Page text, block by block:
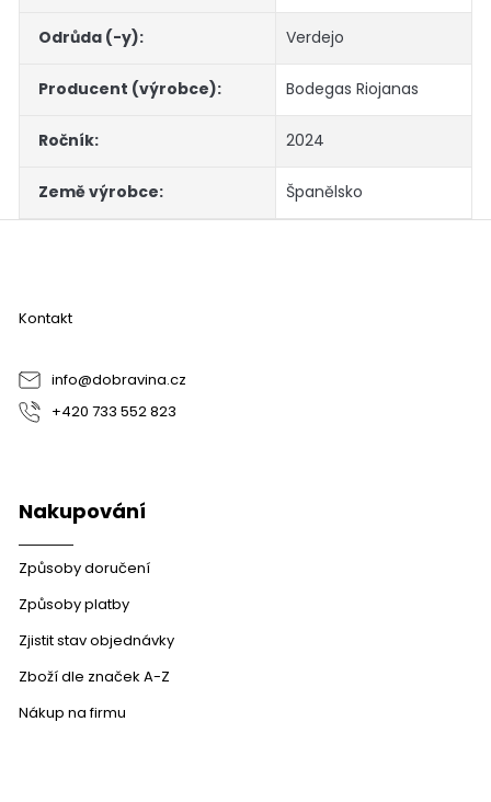
Odrůda (-y): Verdejo
Producent (výrobce): Bodegas Riojanas
Ročník: 2024
Země výrobce: Španělsko
Z
Kontakt
info@dobravina.cz
+420 733 552 823
Nakupování
Způsoby doručení
Způsoby platby
Zjistit stav objednávky
Zboží dle značek A-Z
Nákup na firmu